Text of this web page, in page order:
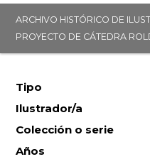
ARCHIVO HISTÓRICO DE
PROYECTO DE CÁTEDRA
Tipo
Ilustrador/a
Colección o serie
Años